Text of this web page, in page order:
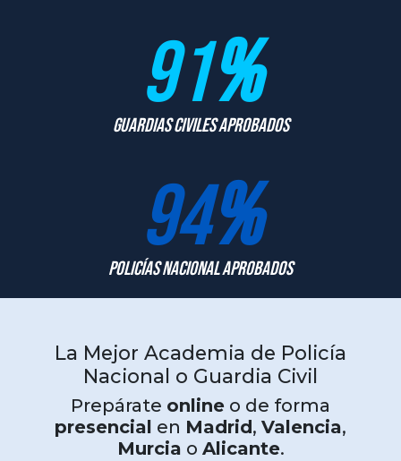
91%
Guardias Civiles Aprobados
94%
Policías Nacional Aprobados
La Mejor Academia de Policía
Nacional o Guardia Civil
Prepárate online o de forma
presencial en Madrid, Valencia,
Murcia o Alicante.